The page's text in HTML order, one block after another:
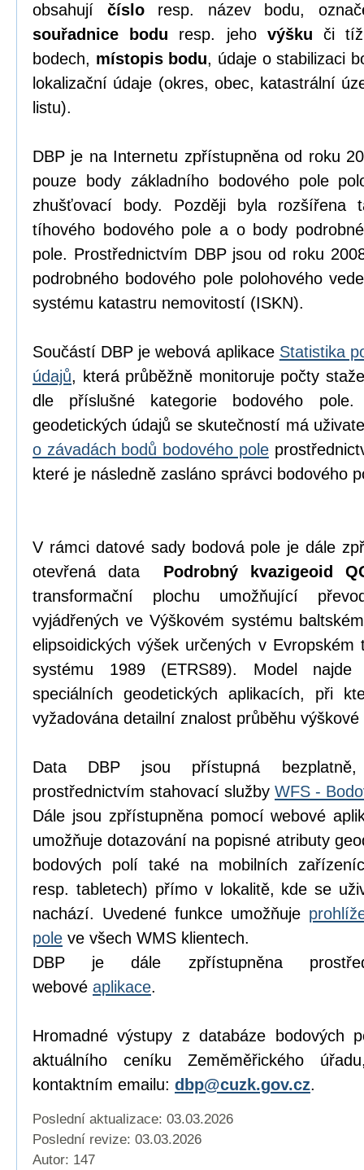
obsahují čísloresp. název bodu,
souřadnice bodu resp. jeho výšku či
bodech, místopis bodu, údaje o stabilizaci
lokalizační údaje (okres, obec, katastrální
listu).
DBP je na Internetu zpřístupněna od roku
pouze body základního bodového pole
zhušťovací body. Později byla rozšířena
tíhového bodového pole a o body
pole. Prostřednictvím DBP jsou od roku
podrobného bodového pole polohového
systému katastru nemovitostí (ISKN).
Součástí DBP je webová aplikace Statistika
údajů, která průběžně monitoruje počty
dle příslušné kategorie bodového
geodetických údajů se skutečností má
o závadách bodů bodového pole
které je následně zasláno správci bodového
V rámci datové sady bodová pole je dále
otevřená data Podrobný kvazigeoid
transformační plochu umožňující
vyjádřených ve Výškovém systému
elipsoidických výšek určených v Evropském
systému 1989 (ETRS89). Model
speciálních geodetických aplikacích, při
vyžadována detailní znalost průběhu výškové
Data DBP jsou přístupná
prostřednictvím stahovací služby WFS -
Dále jsou zpřístupněna pomocí webové
umožňuje dotazování na popisné atributy
bodových polí také na mobilních
resp. tabletech) přímo v lokalitě, kde se
nachází. Uvedené funkce umožňuje
pole ve všech WMS klientech.
DBP je dále zpřístupněna
webové aplikace.
Hromadné výstupy z databáze bodových
aktuálního ceníku Zeměměřického
kontaktním emailu: dbp@cuzk.gov.cz.
Poslední aktualizace: 03.03.2026
Poslední revize: 03.03.2026
Autor: 147